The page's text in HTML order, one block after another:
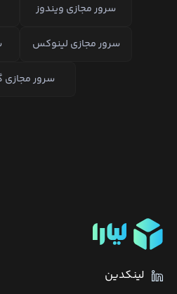
سرور مجازی ویندوز
سرور مجازی لینوکس
سرور مجازی
لینکدین